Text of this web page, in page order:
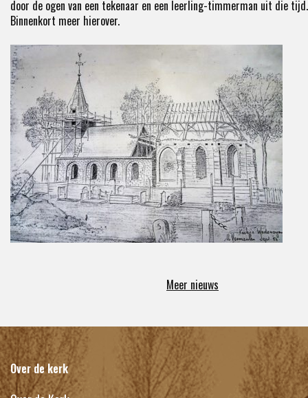
door de ogen van een tekenaar en een leerling-timmerman uit die tijd.
Binnenkort meer hierover.
Meer nieuws
Over de kerk